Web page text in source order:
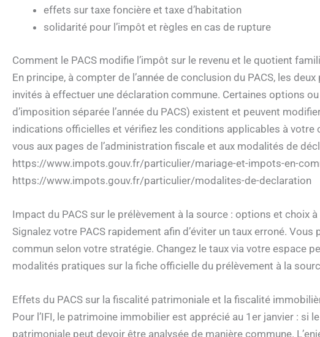
effets sur taxe foncière et taxe d’habitation
solidarité pour l’impôt et règles en cas de rupture
Comment le PACS modifie l’impôt sur le revenu et le quotient
En principe, à compter de l’année de conclusion du PACS, les
invités à effectuer une déclaration commune. Certaines options
d’imposition séparée l’année du PACS) existent et peuvent
indications officielles et vérifiez les conditions applicables à votre
vous aux pages de l’administration fiscale et aux modalités de
https://www.impots.gouv.fr/particulier/mariage-et-impots-en-
https://www.impots.gouv.fr/particulier/modalites-de-declaration
Impact du PACS sur le prélèvement à la source : options et choix
Signalez votre PACS rapidement afin d’éviter un taux erroné.
commun selon votre stratégie. Changez le taux via votre espace
modalités pratiques sur la fiche officielle du prélèvement à la
Effets du PACS sur la fiscalité patrimoniale et la fiscalité
Pour l’IFI, le patrimoine immobilier est apprécié au 1er janvier : si
patrimoniale peut devoir être analysée de manière commune.